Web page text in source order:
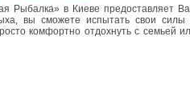
Рыбалка» в Киеве предоставляет
вы сможете испытать свои силы
комфортно отдохнуть с семьей